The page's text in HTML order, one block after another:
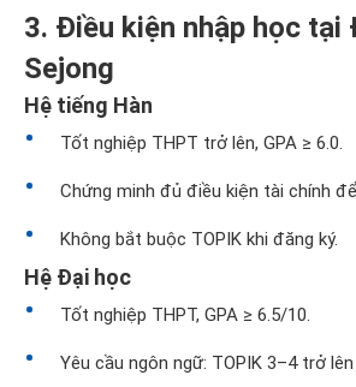
3. Điều kiện nhập học tại
Sejong
Hệ tiếng Hàn
Tốt nghiệp THPT trở lên, GPA ≥ 6.0.
Chứng minh đủ điều kiện tài chính
Không bắt buộc TOPIK khi đăng ký.
Hệ Đại học
Tốt nghiệp THPT, GPA ≥ 6.5/10.
Yêu cầu ngôn ngữ: TOPIK 3–4 trở lên